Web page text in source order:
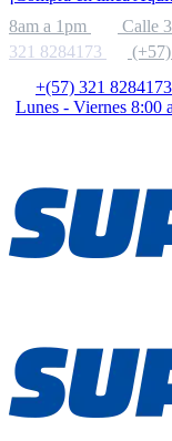
8am a 1pm
Calle
321 8284173
+(57) 321 8284173
Lunes - Viernes 8:00